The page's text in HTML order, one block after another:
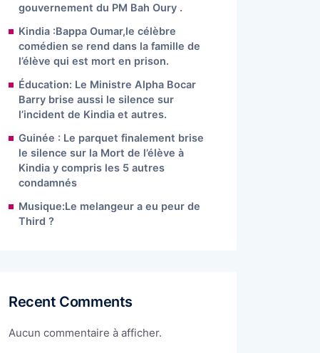
gouvernement du PM Bah Oury .
Kindia :Bappa Oumar,le célèbre
comédien se rend dans la famille de
l’élève qui est mort en prison.
Éducation: Le Ministre Alpha Bocar
Barry brise aussi le silence sur
l’incident de Kindia et autres.
Guinée : Le parquet finalement brise
le silence sur la Mort de l’élève à
Kindia y compris les 5 autres
condamnés
Musique:Le melangeur a eu peur de
Third ?
Recent Comments
Aucun commentaire à afficher.